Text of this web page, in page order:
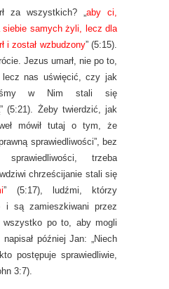
za wszystkich? „ aby ci,
samych żyli, lecz dla
i został wzbudzony” (5:15).
Jezus umarł, nie po to,
nas uświęcić, czy jak
w Nim stali się
(5:21). Żeby twierdzić, jak
mówił tutaj o tym, że
sprawiedliwości”, bez
sprawiedliwości, trzeba
chrześcijanie stali się
” (5:17), ludźmi, którzy
i są zamieszkiwani przez
wszystko po to, aby mogli
później Jan: „Niech
postępuje sprawiedliwie,
3:7).